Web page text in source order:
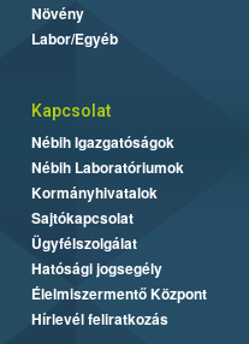
Növény
Labor/Egyéb
Kapcsolat
Nébih Igazgatóságok
Nébih Laboratóriumok
Kormányhivatalok
Sajtókapcsolat
Ügyfélszolgálat
Hatósági jogsegély
Élelmiszermentő Központ
Hírlevél feliratkozás